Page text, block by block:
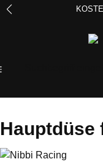
Zum Hauptinhalt
Hauptdüse